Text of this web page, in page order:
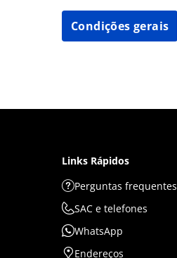
Condições gerais
Links Rápidos
Perguntas frequentes
SAC e telefones
WhatsApp
Endereços